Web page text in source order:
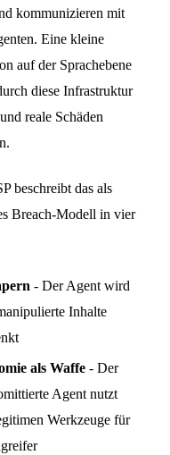
kommunizieren mit
Eine kleine
auf der Sprachebene
diese Infrastruktur
reale Schäden
beschreibt das als
Breach-Modell in vier
- Der Agent wird
Inhalte
als Waffe - Der
Agent nutzt
Werkzeuge für